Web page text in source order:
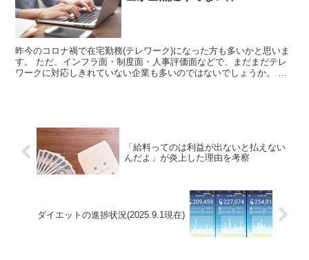
昨今のコロナ禍で在宅勤務(テレワーク)になった方も多いかと思いま
す。 ただ、インフラ面・制度面・人事評価面などで、まだまだテレ
ワークに対応しきれていない企業も多いのではないでしょうか。 そ
「給料ってのは利益が出ないと払えない
んだよ」が炎上した理由を考察
ダイエットの進捗状況(2025.9.1現在)